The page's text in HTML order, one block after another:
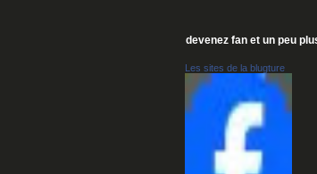
devenez fan et un peu
Les sites de la blugture